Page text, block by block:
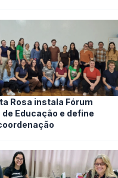
Rosa instala Fórum
Educação e define